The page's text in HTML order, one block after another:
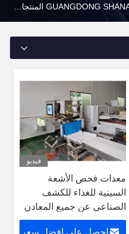
فيديو
معدات فحص الأشعة
السينية للغذاء للكشف
الصناعي عن جميع المعادن
الزجاج